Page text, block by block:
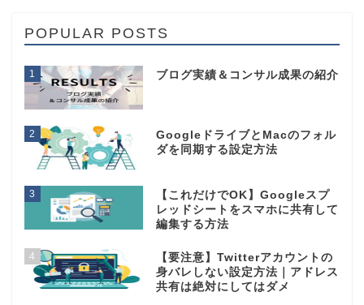
POPULAR POSTS
1 ブログ実績＆コンサル成果の紹介
2
GoogleドライブとMacのフォル
ダを同期する設定方法
3
【これだけでOK】Googleスプ
レッドシートをスマホに共有して
編集する方法
4
【要注意】Twitterアカウントの
身バレしない設定方法｜アドレス
共有は絶対にしてはダメ